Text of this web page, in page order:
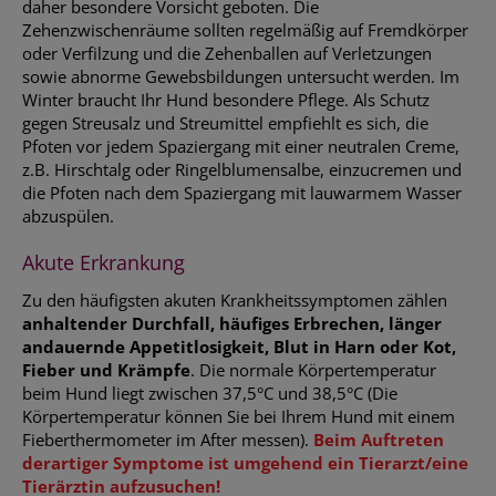
daher besondere Vorsicht geboten. Die
Zehenzwischenräume sollten regelmäßig auf Fremdkörper
oder Verfilzung und die Zehenballen auf Verletzungen
sowie abnorme Gewebsbildungen untersucht werden. Im
Winter braucht Ihr Hund besondere Pflege. Als Schutz
gegen Streusalz und Streumittel empfiehlt es sich, die
Pfoten vor jedem Spaziergang mit einer neutralen Creme,
z.B. Hirschtalg oder Ringelblumensalbe, einzucremen und
die Pfoten nach dem Spaziergang mit lauwarmem Wasser
abzuspülen.
Akute Erkrankung
Zu den häufigsten akuten Krankheitssymptomen zählen
anhaltender Durchfall, häufiges Erbrechen, länger
andauernde Appetitlosigkeit, Blut in Harn oder Kot,
Fieber und Krämpfe. Die normale Körpertemperatur
beim Hund liegt zwischen 37,5°C und 38,5°C (Die
Körpertemperatur können Sie bei Ihrem Hund mit einem
Fieberthermometer im After messen). Beim Auftreten
derartiger Symptome ist umgehend ein Tierarzt/eine
Tierärztin aufzusuchen!